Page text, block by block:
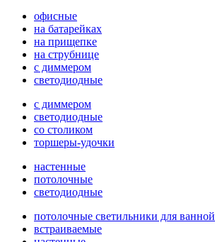
офисные
на батарейках
на прищепке
на струбнице
с диммером
светодиодные
с диммером
светодиодные
со столиком
торшеры-удочки
настенные
потолочные
светодиодные
потолочные светильники для ванной
встраиваемые